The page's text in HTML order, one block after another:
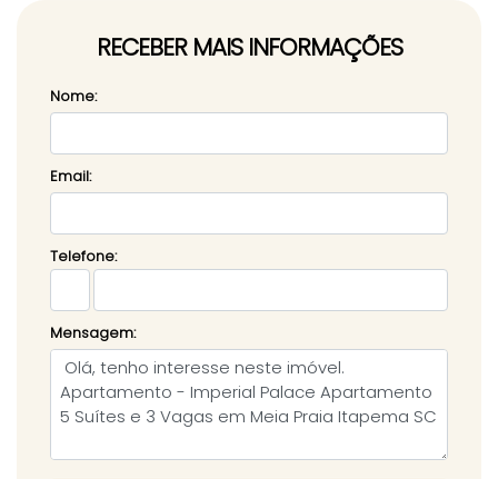
RECEBER MAIS INFORMAÇÕES
Nome:
Email:
Telefone:
Mensagem: